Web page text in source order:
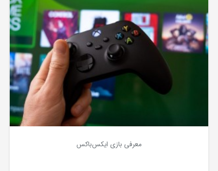
معرفی بازی ایکس‌باکس